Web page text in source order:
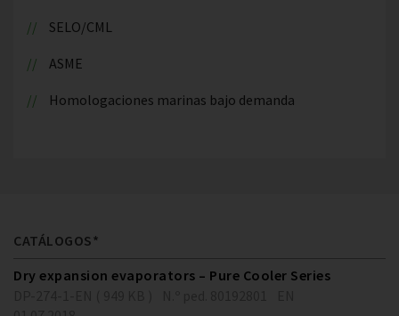
SELO/CML
ASME
Homologaciones marinas bajo demanda
CATÁLOGOS*
Dry expansion evaporators – Pure Cooler Series